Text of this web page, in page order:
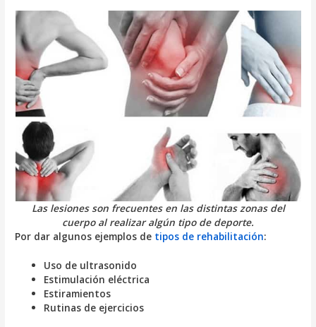
Las lesiones son frecuentes en las distintas zonas del
cuerpo al realizar algún tipo de deporte.
Por dar algunos ejemplos de tipos de rehabilitación:
Uso de ultrasonido
Estimulación eléctrica
Estiramientos
Rutinas de ejercicios